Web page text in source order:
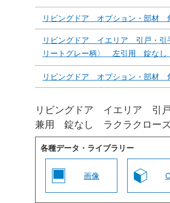
リビングドア オプション・部材
リビングドア イエリア 引戸・
リートグレー柄〉 左引用 錠なし
リビングドア オプション・部材
リビングドア イエリア 引
兼用 錠なし ラクラクローズ
各種データ・ライブラリー
画像